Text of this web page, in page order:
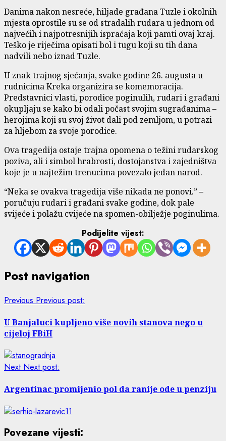
Danima nakon nesreće, hiljade građana Tuzle i okolnih
mjesta oprostile su se od stradalih rudara u jednom od
najvećih i najpotresnijih ispraćaja koji pamti ovaj kraj.
Teško je riječima opisati bol i tugu koji su tih dana
nadvili nebo iznad Tuzle.
U znak trajnog sjećanja, svake godine 26. augusta u
rudnicima Kreka organizira se komemoracija.
Predstavnici vlasti, porodice poginulih, rudari i građani
okupljaju se kako bi odali počast svojim sugrađanima –
herojima koji su svoj život dali pod zemljom, u potrazi
za hljebom za svoje porodice.
Ova tragedija ostaje trajna opomena o težini rudarskog
poziva, ali i simbol hrabrosti, dostojanstva i zajedništva
koje je u najtežim trenucima povezalo jedan narod.
“Neka se ovakva tragedija više nikada ne ponovi.” –
poručuju rudari i građani svake godine, dok pale
svijeće i polažu cvijeće na spomen-obilježje poginulima.
Podijelite vijest:
Post navigation
Previous Previous post:
U Banjaluci kupljeno više novih stanova nego u
cijeloj FBiH
Next Next post:
Argentinac promijenio pol da ranije ode u penziju
Povezane vijesti: